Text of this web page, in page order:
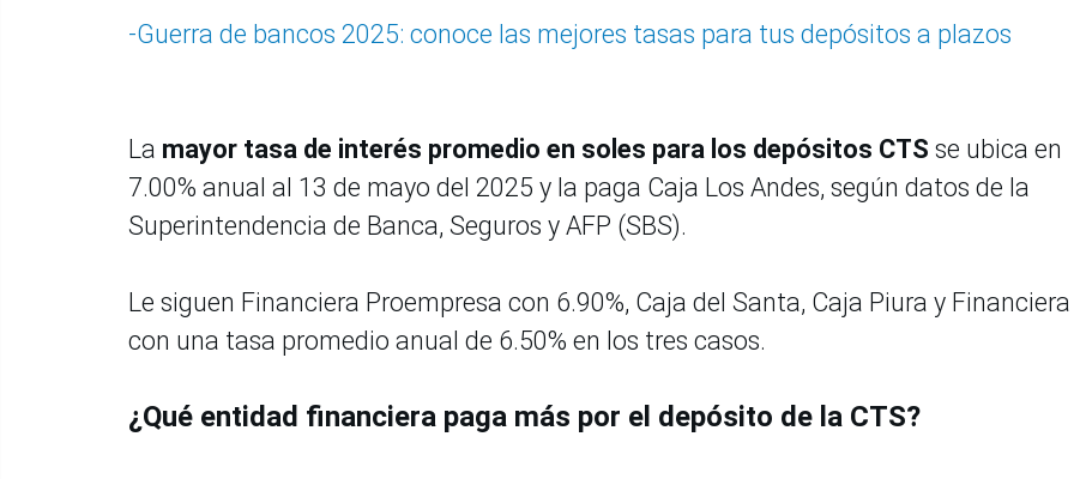
-Guerra de bancos 2025: conoce las mejores tasas para tus depósitos a plazos
La mayor tasa de interés promedio en soles para los depósitos CTS se ubica en
7.00% anual al 13 de mayo del 2025 y la paga Caja Los Andes, según datos de la
Superintendencia de Banca, Seguros y AFP (SBS).
Le siguen Financiera Proempresa con 6.90%, Caja del Santa, Caja Piura y
con una tasa promedio anual de 6.50% en los tres casos.
¿Qué entidad financiera paga más por el depósito de la CTS?